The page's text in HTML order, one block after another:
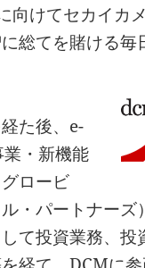
向けてセカイカ
総てを賭ける毎
た後、e-
・新機能
ロービ
・パートナーズ
て投資業務、投